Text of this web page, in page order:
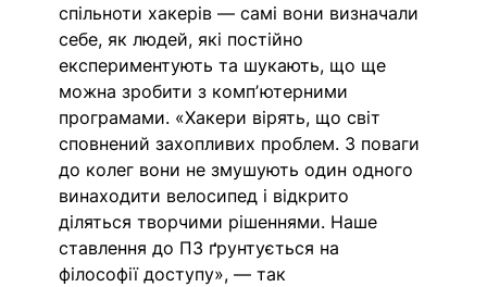
спільноти хакерів — самі вони визначали
себе, як людей, які постійно
експериментують та шукають, що ще
можна зробити з компʼютерними
програмами. «Хакери вірять, що світ
сповнений захопливих проблем. З поваги
до колег вони не змушують один одного
винаходити велосипед і відкрито
діляться творчими рішеннями. Наше
ставлення до ПЗ ґрунтується на
філософії доступу», — так